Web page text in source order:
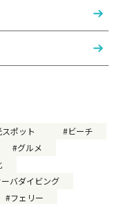
ポット
ビーチ
グルメ
ーバダイビング
フェリー